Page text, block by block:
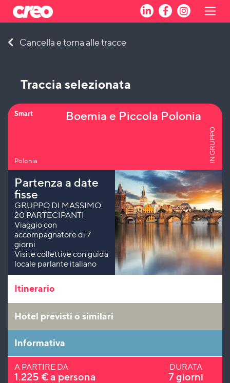
Cancella e torna alle tracce
Traccia selezionata
Smart
Polonia
Boemia e Piccola Polonia
IN GRUPPO
Partenza a date
fisse
GRUPPO DI MASSIMO
20 PARTECIPANTI
Viaggio con
accompagnatore di 7
giorni
Visite collettive con guida
locale parlante italiano
Itinerario
Hotel previsti o similari
Informativa
A PARTIRE DA
1.225 €a persona
DURATA
7 giorni